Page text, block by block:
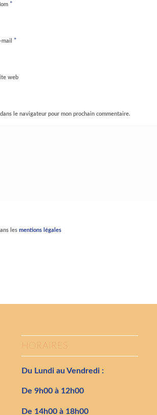
*
mail *
web
le navigateur pour mon prochain commentaire.
les mentions légales
HORAIRES
Du Lundi au Vendredi :
De 9h00 à 12h00
De 14h00 à 18h00